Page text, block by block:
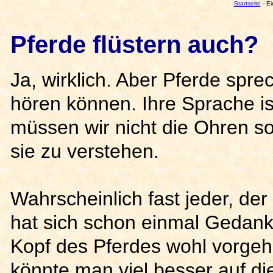
Startseite -
Pferde flüstern auch?
Ja, wirklich. Aber Pferde
hören können. Ihre Sprache
müssen wir nicht die Ohren
sie zu verstehen.
Wahrscheinlich fast jeder,
hat sich schon einmal
Kopf des Pferdes wohl